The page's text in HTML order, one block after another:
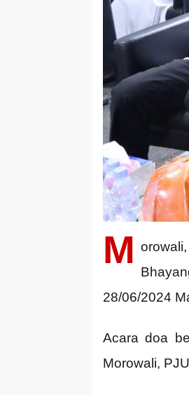
M orowali,
28/06/2024
Acara doa
Morowali,